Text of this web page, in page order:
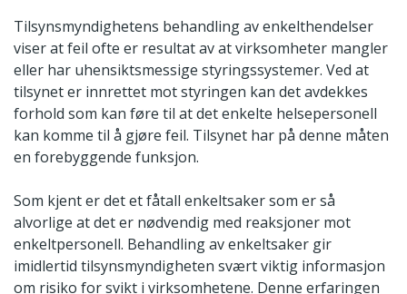
Tilsynsmyndighetens behandling av enkelthendelser
viser at feil ofte er resultat av at virksomheter mangler
eller har uhensiktsmessige styringssystemer. Ved at
tilsynet er innrettet mot styringen kan det avdekkes
forhold som kan føre til at det enkelte helsepersonell
kan komme til å gjøre feil. Tilsynet har på denne måten
en forebyggende funksjon.
Som kjent er det et fåtall enkeltsaker som er så
alvorlige at det er nødvendig med reaksjoner mot
enkeltpersonell. Behandling av enkeltsaker gir
imidlertid tilsynsmyndigheten svært viktig informasjon
om risiko for svikt i virksomhetene. Denne erfaringen